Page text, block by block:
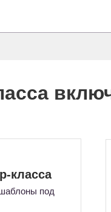
класса
под